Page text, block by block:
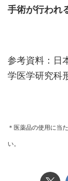
手術が行われ
参考資料：日
学医学研究科
＊医薬品の使用に当
い。